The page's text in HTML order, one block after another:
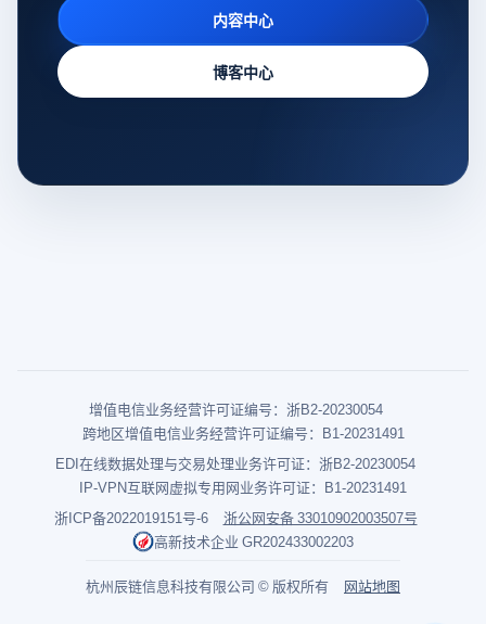
内容中心
博客中心
增值电信业务经营许可证编号：浙B2-20230054
跨地区增值电信业务经营许可证编号：B1-20231491
EDI在线数据处理与交易处理业务许可证：浙B2-20230054
IP-VPN互联网虚拟专用网业务许可证：B1-20231491
浙ICP备2022019151号-6
浙公网安备 33010902003507号
高新技术企业 GR202433002203
杭州辰链信息科技有限公司 © 版权所有 网站地图